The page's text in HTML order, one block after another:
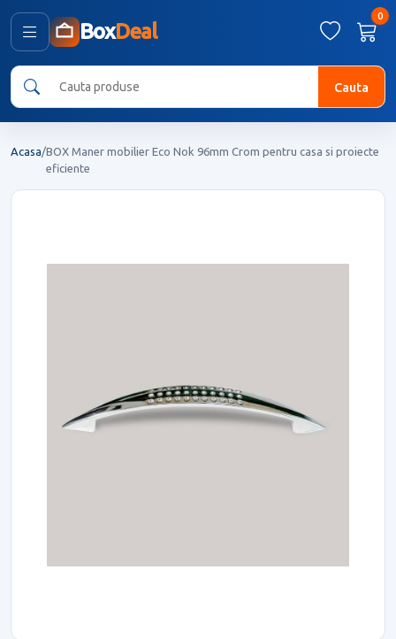
BoxDeal
0
Cauta
Acasa/BOX Maner mobilier Eco Nok 96mm Crom pentru casa si proiecte
eficiente